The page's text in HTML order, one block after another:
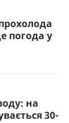
погода у
на
30-